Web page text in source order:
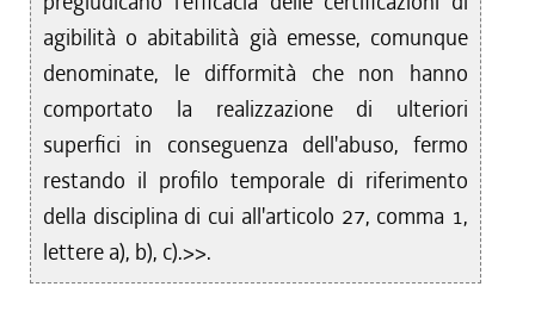
agibilità o abitabilità già emesse, comunque
denominate, le difformità che non hanno
comportato la realizzazione di ulteriori
superfici in conseguenza dell'abuso, fermo
restando il profilo temporale di riferimento
della disciplina di cui all'articolo 27, comma 1,
lettere a), b), c).>>.